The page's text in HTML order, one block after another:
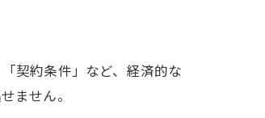
契約条件」など、経済的な
ません。